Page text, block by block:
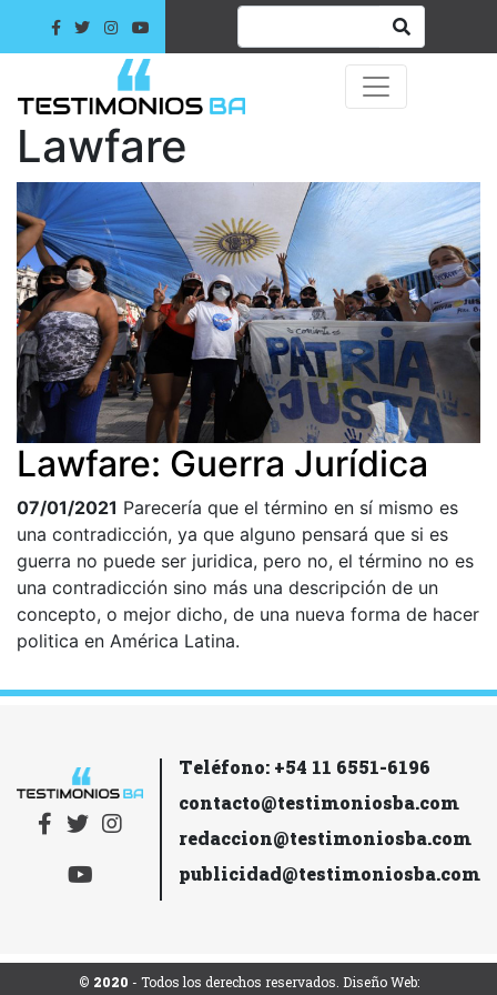
Lawfare
Lawfare: Guerra Jurídica
07/01/2021 Parecería que el término en sí mismo es
una contradicción, ya que alguno pensará que si es
guerra no puede ser juridica, pero no, el término no es
una contradicción sino más una descripción de un
concepto, o mejor dicho, de una nueva forma de hacer
politica en América Latina.
Teléfono: +54 11 6551-6196
contacto@testimoniosba.com
redaccion@testimoniosba.com
publicidad@testimoniosba.com
© 2020 - Todos los derechos reservados. Diseño Web: